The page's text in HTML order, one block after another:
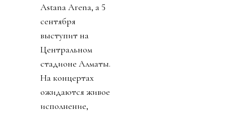
Astana Arena, а 5
сентября
выступит на
Центральном
стадионе Алматы.
На концертах
ожидаются живое
исполнение,